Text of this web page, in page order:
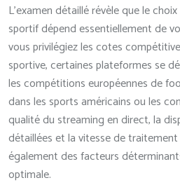
L’examen détaillé révèle que le
sportif dépend essentiellement de
vous privilégiez les cotes
sportive, certaines plateformes se
les compétitions européennes de
dans les sports américains ou les
qualité du streaming en direct, la
détaillées et la vitesse de
également des facteurs
optimale.